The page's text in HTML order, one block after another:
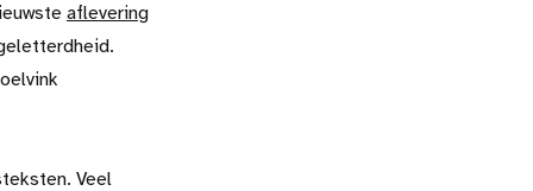
aflevering
Veel